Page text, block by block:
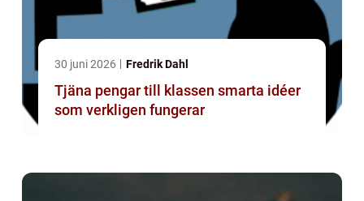
30 juni 2026 Fredrik Dahl
Tjäna pengar till klassen smarta idéer
som verkligen fungerar